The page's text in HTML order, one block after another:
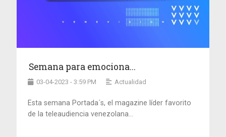
Semana para emociona...
03-04-2023 - 3:59 PM Actualidad
Esta semana Portada´s, el magazine líder favorito
de la teleaudiencia venezolana...